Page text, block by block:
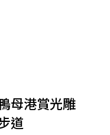
母港賞光雕
道